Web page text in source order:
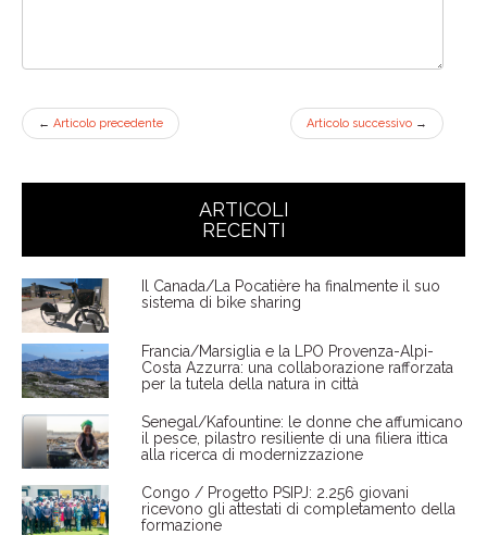
← Articolo precedente Articolo successivo →
ARTICOLI
RECENTI
Il Canada/La Pocatière ha finalmente il suo
sistema di bike sharing
Francia/Marsiglia e la LPO Provenza-Alpi-
Costa Azzurra: una collaborazione rafforzata
per la tutela della natura in città
Senegal/Kafountine: le donne che affumicano
il pesce, pilastro resiliente di una filiera ittica
alla ricerca di modernizzazione
Congo / Progetto PSIPJ: 2.256 giovani
ricevono gli attestati di completamento della
formazione